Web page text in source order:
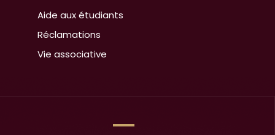
Aide aux étudiants
Réclamations
Vie associative